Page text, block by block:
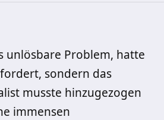
unlösbare Problem, hatte
sondern das
musste hinzugezogen
immensen